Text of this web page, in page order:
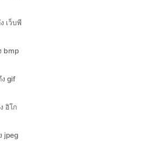
gif
อิโก
jpeg
jpg
กาสปีด